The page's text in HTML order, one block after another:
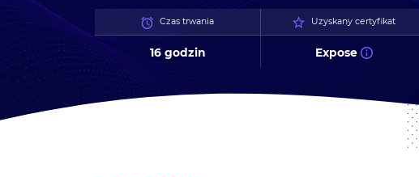
Czas trwania
16 godzin
Uzyskany certyfikat
Expose